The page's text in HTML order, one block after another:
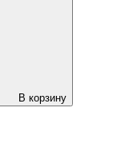
В корзину